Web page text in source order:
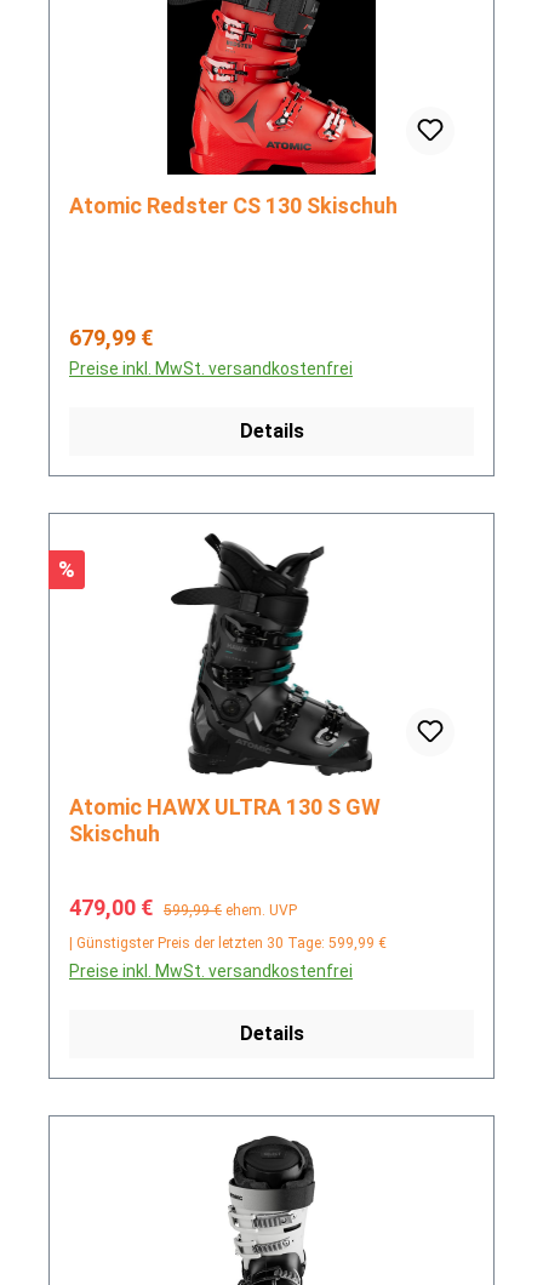
Atomic Redster CS 130 Skischuh
Regulärer Preis:
679,99 €
Preise inkl. MwSt. versandkostenfrei
Details
Rabatt
%
Atomic HAWX ULTRA 130 S GW
Skischuh
Verkaufspreis:
479,00 € Regulärer Preis:
599,99 € ehem. UVP
| Günstigster Preis der letzten 30 Tage: 599,99 €
Preise inkl. MwSt. versandkostenfrei
Details